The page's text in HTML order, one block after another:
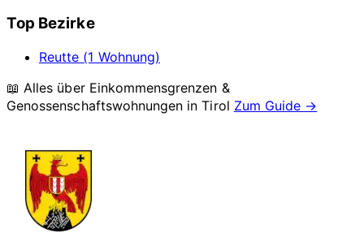
Top Bezirke
Reutte (1 Wohnung)
📖 Alles über Einkommensgrenzen &
Genossenschaftswohnungen inTirol Zum Guide →